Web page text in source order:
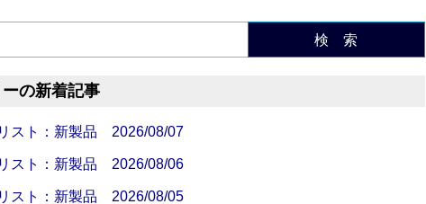
検 索
の新着記事
スト：新製品 2026/08/07
スト：新製品 2026/08/06
スト：新製品 2026/08/05